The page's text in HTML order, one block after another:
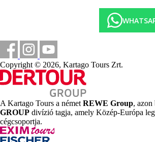
Vásárlás
7 km
Távolság a legközelebbi repülőtértől
200 m
Távolság a tengerparttól
600 m
Városközpont
Copyright © 2026, Kartago Tours Zrt.
A Kartago Tours a német REWE Group, azon
GROUP divízió tagja, amely Közép-Európa
cégcsoportja.